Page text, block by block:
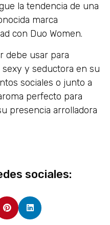
la tendencia de una
marca
con Duo Women.
debe usar para
y seductora en su
sociales o junto a
perfecto para
presencia arrolladora
sociales: